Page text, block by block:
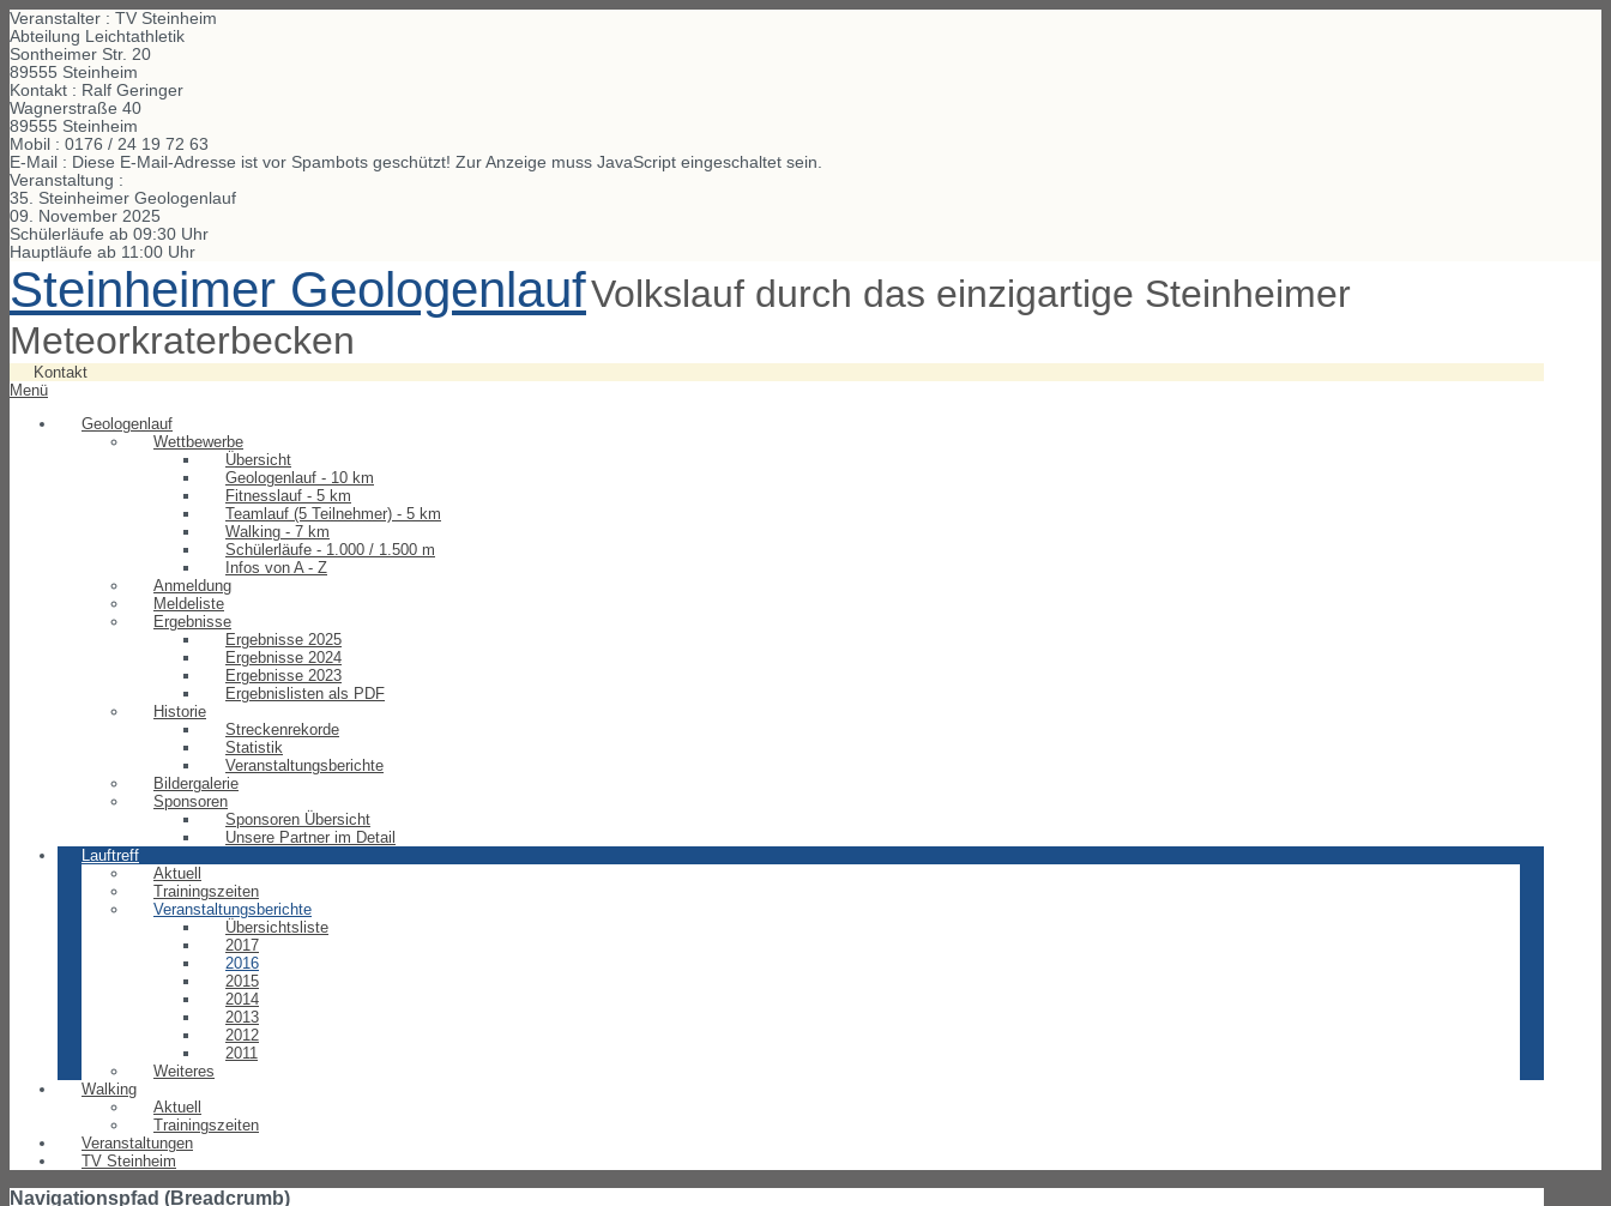
Veranstalter : TV Steinheim
Abteilung Leichtathletik
Sontheimer Str. 20
89555 Steinheim
Kontakt : Ralf Geringer
Wagnerstraße 40
89555 Steinheim
Mobil : 0176 / 24 19 72 63
E-Mail : Diese E-Mail-Adresse ist vor Spambots geschützt! Zur Anzeige muss JavaScript eingeschaltet sein.
Veranstaltung :
35. Steinheimer Geologenlauf
09. November 2025
Schülerläufe ab 09:30 Uhr
Hauptläufe ab 11:00 Uhr
Steinheimer GeologenlaufVolkslauf durch das einzigartige Steinheimer
Meteorkraterbecken
Kontakt
Menü
Geologenlauf
Wettbewerbe
Übersicht
Geologenlauf - 10 km
Fitnesslauf - 5 km
Teamlauf (5 Teilnehmer) - 5 km
Walking - 7 km
Schülerläufe - 1.000 / 1.500 m
Infos von A - Z
Anmeldung
Meldeliste
Ergebnisse
Ergebnisse 2025
Ergebnisse 2024
Ergebnisse 2023
Ergebnislisten als PDF
Historie
Streckenrekorde
Statistik
Veranstaltungsberichte
Bildergalerie
Sponsoren
Sponsoren Übersicht
Unsere Partner im Detail
Lauftreff
Aktuell
Trainingszeiten
Veranstaltungsberichte
Übersichtsliste
2017
2016
2015
2014
2013
2012
2011
Weiteres
Walking
Aktuell
Trainingszeiten
Veranstaltungen
TV Steinheim
Navigationspfad (Breadcrumb)